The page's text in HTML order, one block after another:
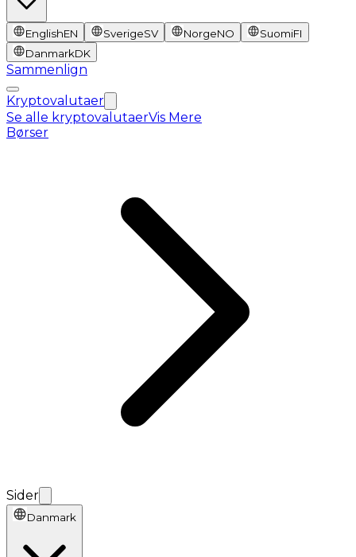
EnglishEN SverigeSV NorgeNO SuomiFI
DanmarkDK
Sammenlign
Kryptovalutaer
Se alle kryptovalutaerVis Mere
Børser
Sider
Danmark